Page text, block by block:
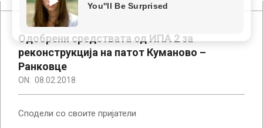
Primary
Navigation
MenuОдобрени средствата од ИПА 2 за
реконструкција на патот Куманово –
Ранковце
ON: 08.02.2018
Сподели со своите пријатели